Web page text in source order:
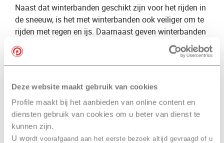
Deze website maakt gebruik van cookies
Profile maakt bij het aanbieden van online content en
diensten gebruik van cookies om u beter van dienst te
kunnen zijn.
U wordt voorafgaand aan het eerste bezoek altijd gevraagd of u
Naast dat winterbanden geschikt zijn voor het rijden in
de sneeuw, is het met winterbanden ook veiliger om te
rijden met regen en ijs. Daarnaast geven winterbanden
meer grip dan ​
​ doordat het profiel van de
band dieper ligt.
een groot aanbod aan winterbanden voor de verkoop.
Wil je ​ winterbanden kopen​? Dan voorzien wij van
Profile Alkmaar, Kossen,​ je graag van een uitgebreid
advies. Wij selecteren graag de ​
voor jou en je auto.